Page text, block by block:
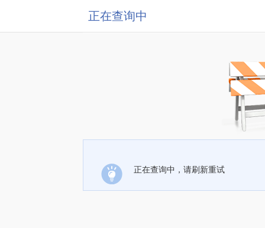
正在查询中
正在查询中，请刷新重试